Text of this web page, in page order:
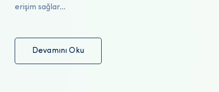
erişim sağlar...
Devamını Oku